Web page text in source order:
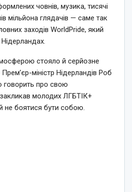
човнів, музика, тисячі
мільйона глядачів — саме так
заходів WorldPride, який
стояло й серйозне
міністр Нідерландів Роб
говорить про свою
молодих ЛГБТІК+
не боятися бути собою.